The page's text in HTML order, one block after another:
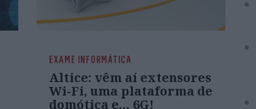
EXAME INFORMÁTICA
Altice: vêm aí extensores
Wi-Fi, uma plataforma de
domótica e… 6G!